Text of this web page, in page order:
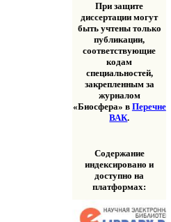
При защите
диссертации могут
быть учтены только
публикации,
соответствующие
кодам
специальностей,
закрепленным за
журналом
«Биосфера» в Перечне
ВАК.
Содержание
индексировано и
доступно на
платформах: